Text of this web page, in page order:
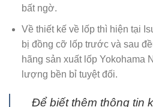
bất ngờ.
Về thiết kế về lốp thì hiện tại
bị đồng cỡ lốp trước và sau
hãng sản xuất lốp Yokohama
lượng bền bỉ tuyệt đối.
Để biết thêm thông tin